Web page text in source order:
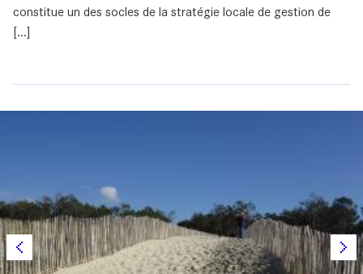
constitue un des socles de la stratégie locale de gestion de
[...]